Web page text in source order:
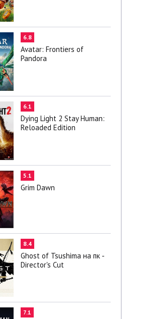
6.8
Avatar: Frontiers of
Pandora
6.1
Dying Light 2 Stay Human:
Reloaded Edition
5.1
Grim Dawn
8.4
Ghost of Tsushima на пк -
Director's Cut
7.1